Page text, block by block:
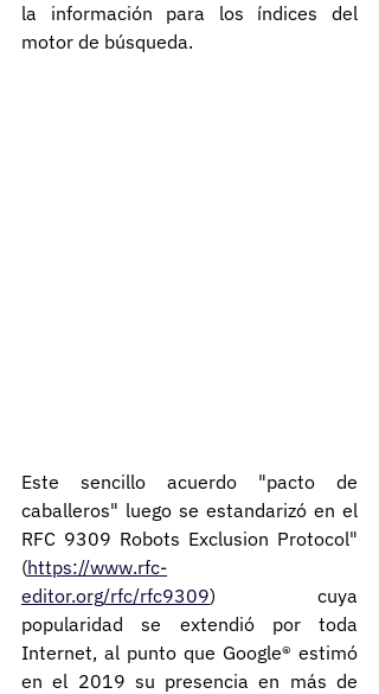
la información para los índices del
motor de búsqueda.
Este sencillo acuerdo "pacto de
caballeros" luego se estandarizó en el
RFC 9309 Robots Exclusion Protocol"
(https://www.rfc-
editor.org/rfc/rfc9309) cuya
popularidad se extendió por toda
Internet, al punto que Google® estimó
en el 2019 su presencia en más de